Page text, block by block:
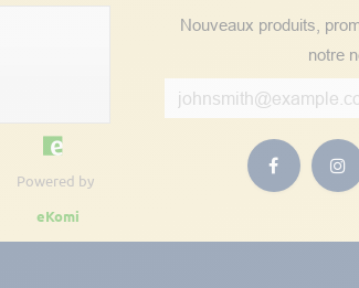
Powered by
eKomi
Nouveaux produits,
notre